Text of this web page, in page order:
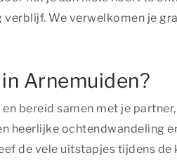
We verwelkomen je
Arnemuiden?
bereid samen met je
heerlijke ochtendwandeling
de vele uitstapjes tijdens